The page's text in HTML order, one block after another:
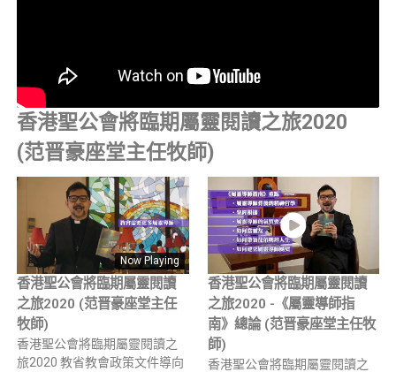
香港聖公會將臨期屬靈閱讀之旅2020
(范晋豪座堂主任牧師)
Now Playing
香港聖公會將臨期屬靈閱讀
之旅2020 (范晋豪座堂主任
牧師)
香港聖公會將臨期屬靈閱讀之
旅2020 教省教會政策文件導向
香港聖公會將臨期屬靈閱讀
之旅2020 -《屬靈導師指
南》總論 (范晋豪座堂主任牧
師)
香港聖公會將臨期屬靈閱讀之